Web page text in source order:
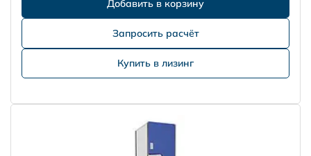
Запросить расчёт
Купить в лизинг